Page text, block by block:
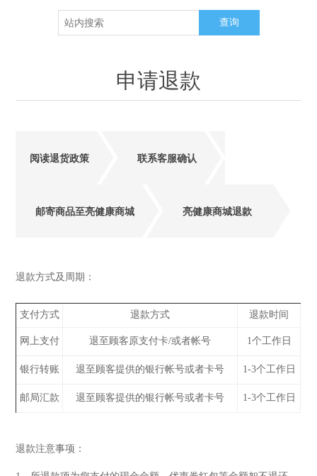
申请退款
阅读退货政策 联系客服确认
邮寄商品至亮健康商城 亮健康商城退款
退款方式及周期：
支付方式 退款方式 退款时间
网上支付 退至顾客原支付卡/或者帐号 1个工作日
银行转账 退至顾客提供的银行帐号或者卡号 1-3个工作日
邮局汇款 退至顾客提供的银行帐号或者卡号 1-3个工作日
退款注意事项：